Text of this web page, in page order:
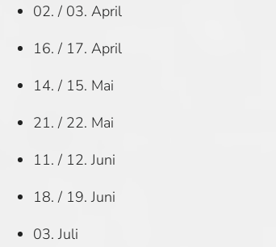
02. / 03. April
16. / 17. April
14. / 15. Mai
21. / 22. Mai
11. / 12. Juni
18. / 19. Juni
03. Juli